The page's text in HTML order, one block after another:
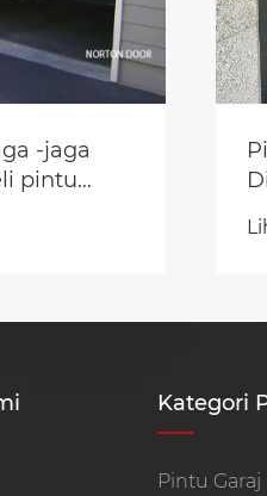
-jaga
pintu
Kategori
Pintu Garaj